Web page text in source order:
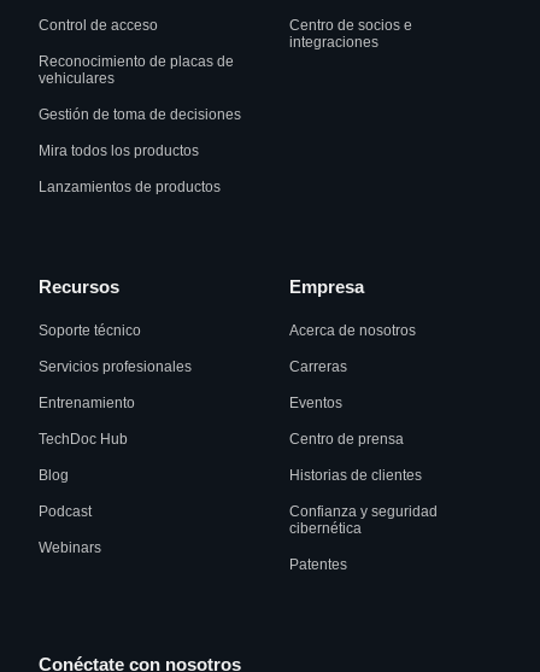
Control de acceso
Reconocimiento de placas de
vehiculares
Gestión de toma de decisiones
Mira todos los productos
Lanzamientos de productos
Centro de socios e
integraciones
Recursos
Soporte técnico
Servicios profesionales
Entrenamiento
TechDoc Hub
Blog
Podcast
Webinars
Empresa
Acerca de nosotros
Carreras
Eventos
Centro de prensa
Historias de clientes
Confianza y seguridad
cibernética
Patentes
Conéctate con nosotros